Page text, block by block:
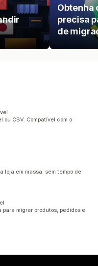
Obtenha
precisa
de
ou CSV. Compatível com o
loja em massa: sem tempo de
para migrar produtos, pedidos e